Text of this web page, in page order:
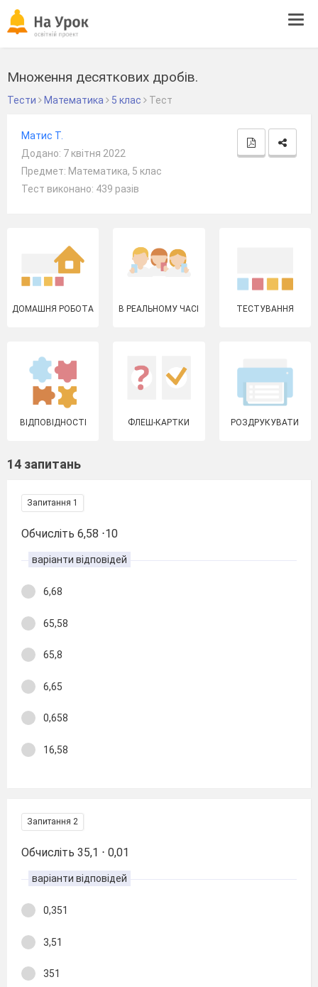
Множення десяткових дробів.
Тести Математика 5 клас Тест
Матис Т.
Додано: 7 квітня 2022
Предмет: Математика, 5 клас
Тест виконано: 439 разів
ДОМАШНЯ РОБОТА В РЕАЛЬНОМУ ЧАСІ ТЕСТУВАННЯ
ВІДПОВІДНОСТІ ФЛЕШ-КАРТКИ РОЗДРУКУВАТИ
14 запитань
Запитання 1
Обчисліть 6,58 ⋅10
варіанти відповідей
6,68
65,58
65,8
6,65
0,658
16,58
Запитання 2
Обчисліть 35,1 ⋅ 0,01
варіанти відповідей
0,351
3,51
351